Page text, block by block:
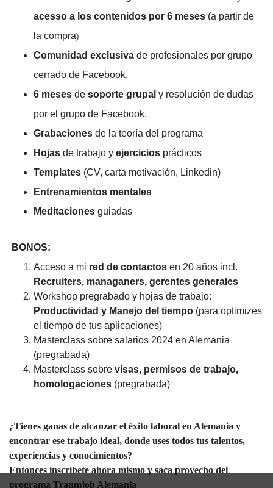
acesso a los contenidos por 6 meses (a partir de
la compra)
Comunidad exclusiva de profesionales por grupo
cerrado de Facebook.
6 meses de soporte grupal y resolución de dudas
por el grupo de Facebook.
Grabaciones de la teoría del programa
Hojas de trabajo y ejercicios prácticos
Templates (CV, carta motivación, Linkedin)
Entrenamientos mentales
Meditaciones guiadas
BONOS:
Acceso a mi red de contactos en 20 años incl.
Recruiters, managaners, gerentes generales
Workshop pregrabado y hojas de trabajo:
Productividad y Manejo del tiempo (para optimizes
el tiempo de tus aplicaciones)
Masterclass sobre salarios 2024 en Alemania
(pregrabada)
Masterclass sobre visas, permisos de trabajo,
homologaciones (pregrabada)
¿Tienes ganas de alcanzar el éxito laboral en Alemania y
encontrar ese trabajo ideal, donde uses todos tus talentos,
experiencias y conocimientos?
Entonces inscríbete ahora mismo y saca provecho del
programa Traumjob Alemania